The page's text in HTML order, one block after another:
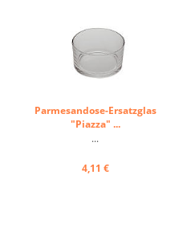
Parmesandose-Ersatzglas
"Piazza" ...
...
4,11 €